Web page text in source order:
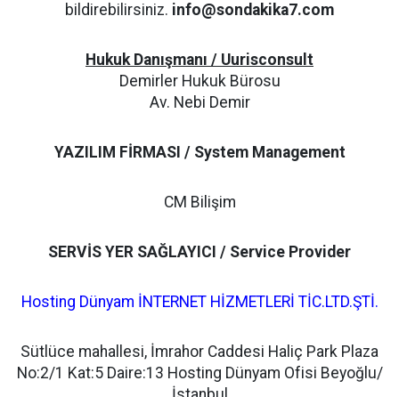
bildirebilirsiniz. info@sondakika7.com
Hukuk Danışmanı / Uurisconsult
Demirler Hukuk Bürosu
Av. Nebi Demir
YAZILIM FİRMASI / System Management
CM Bilişim
SERVİS YER SAĞLAYICI / Service Provider
Hosting Dünyam İNTERNET HİZMETLERİ TİC.LTD.ŞTİ.
Sütlüce mahallesi, İmrahor Caddesi Haliç Park Plaza
No:2/1 Kat:5 Daire:13 Hosting Dünyam Ofisi Beyoğlu/